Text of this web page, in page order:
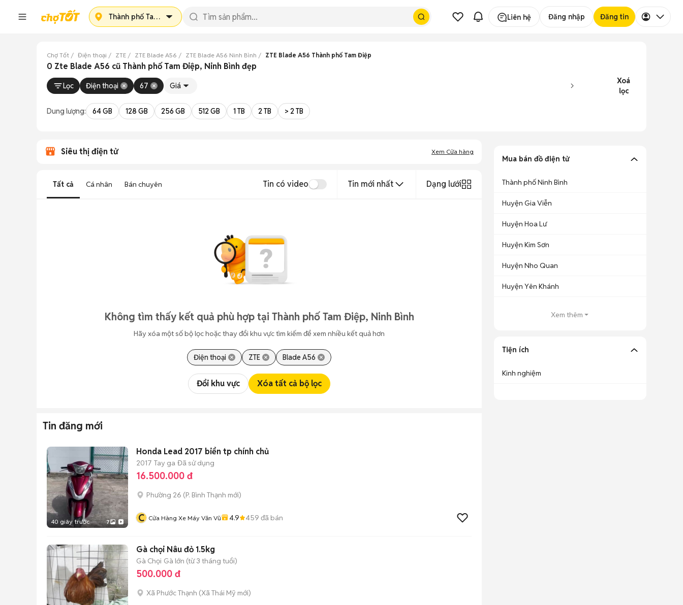
Thành phố Tam Điệp Liên hệ Đăng nhập Đăng tin
Chợ Tốt Điện thoại ZTE ZTE Blade A56 ZTE Blade A56 Ninh Bình ZTE Blade A56 Thành phố Tam Điệp
0 Zte Blade A56 cũ Thành phố Tam Điệp, Ninh Bình đẹp
Lọc Điện thoại 67 Giá
Xoá
lọc
Dung lượng: 64 GB 128 GB 256 GB 512 GB 1 TB 2 TB > 2 TB
Siêu thị điện tử Xem Cửa hàng
Tất cả Cá nhân Bán chuyên Tin có video Tin mới nhất Dạng lưới
Không tìm thấy kết quả phù hợp tại Thành phố Tam Điệp, Ninh Bình
Hãy xóa một số bộ lọc hoặc thay đổi khu vực tìm kiếm để xem nhiều kết quả hơn
Điện thoại ZTE Blade A56
Đổi khu vực Xóa tất cả bộ lọc
Tin đăng mới
40 giây trước 7
Honda Lead 2017 biển tp chính chủ
2017 Tay ga Đã sử dụng
16.500.000 đ
Phường 26 (P. Bình Thạnh mới)
C Cửa Hàng Xe Máy Văn Vũ 4.9 459 đã bán
Gà chọi Nâu đỏ 1.5kg
Gà Chọi Gà lớn (từ 3 tháng tuổi)
500.000 đ
Xã Phước Thạnh (Xã Thái Mỹ mới)
Mua bán đồ điện tử
Thành phố Ninh Bình
Huyện Gia Viễn
Huyện Hoa Lư
Huyện Kim Sơn
Huyện Nho Quan
Huyện Yên Khánh
Xem thêm
Tiện ích
Kinh nghiệm